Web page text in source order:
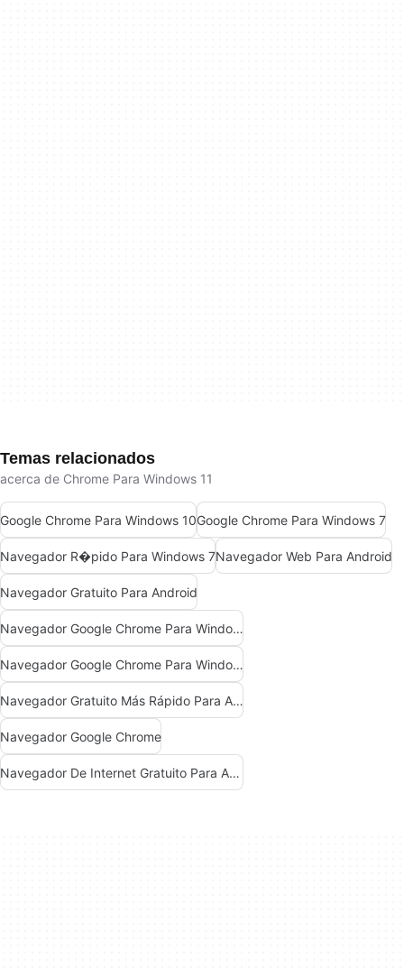
Temas relacionados
acerca de Chrome Para Windows 11
Google Chrome Para Windows 10Google Chrome Para Windows 7
Navegador R�pido Para Windows 7Navegador Web Para Android
Navegador Gratuito Para Android
Navegador Google Chrome Para Windows 10
Navegador Google Chrome Para Windows 7
Navegador Gratuito Más Rápido Para Android
Navegador Google Chrome
Navegador De Internet Gratuito Para Android